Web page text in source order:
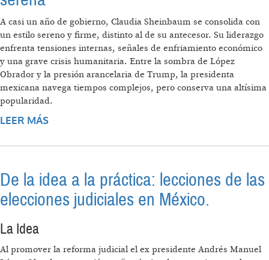
A casi un año de gobierno, Claudia Sheinbaum se consolida con
un estilo sereno y firme, distinto al de su antecesor. Su liderazgo
enfrenta tensiones internas, señales de enfriamiento económico
y una grave crisis humanitaria. Entre la sombra de López
Obrador y la presión arancelaria de Trump, la presidenta
mexicana navega tiempos complejos, pero conserva una altísima
popularidad.
LEER MÁS
De la idea a la práctica: lecciones de las
elecciones judiciales en México.
La Idea
Al promover la reforma judicial el ex presidente Andrés Manuel